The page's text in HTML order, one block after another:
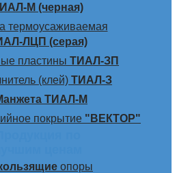
М (черная)
термоусаживаемая
ЛЦП (серая)
пластины ТИАЛ-ЗП
(клей) ТИАЛ-З
ТИАЛ-М
покрытие "ВЕКТОР"
опоры